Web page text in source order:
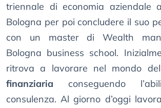
triennale di economia aziendale
Bologna per poi concludere il suo
con un master di Wealth
Bologna business school.
ritrova a lavorare nel mondo
finanziaria conseguendo
consulenza. Al giorno d’oggi